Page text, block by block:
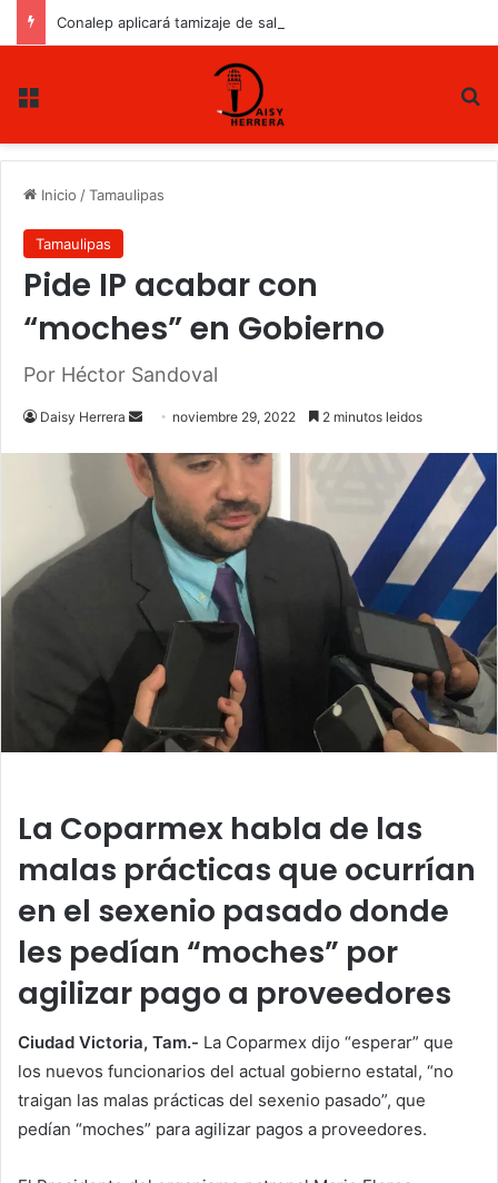
Inicio /Tamaulipas
Tamaulipas
Pide IP acabar con
“moches” en Gobierno
Por Héctor Sandoval
Daisy Herrera
n
d
a
l
noviembre 29, 2022 2 minutos leidos
La Coparmex habla de las
malas prácticas que ocurrían
en el sexenio pasado donde
les pedían “moches” por
agilizar pago a proveedores
Ciudad Victoria, Tam.- La Coparmex dijo “esperar” que
los nuevos funcionarios del actual gobierno estatal, “no
traigan las malas prácticas del sexenio pasado”, que
pedían “moches” para agilizar pagos a proveedores.